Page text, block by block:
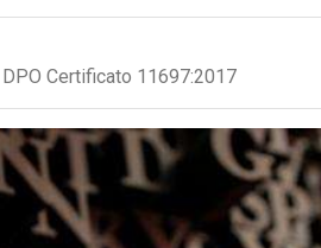
Certificato 11697:2017